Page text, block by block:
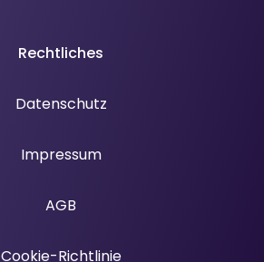
Rechtliches
Datenschutz
Impressum
AGB
Cookie-Richtlinie